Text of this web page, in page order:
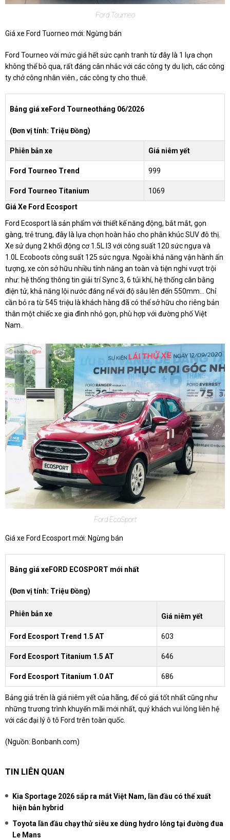
Ford Tourneo
Giá xe Ford Tuorneo mới: Ngừng bán
Ford Tourneo với mức giá hết sức cạnh tranh từ đây là 1 lựa chọn
không thể bỏ qua, rất đáng cân nhắc với các công ty du lịch, các công
ty chở công nhân viên., các công ty cho thuê.
Bảng giá xeFord Tourneotháng 06/2026
(Đơn vị tính: Triệu Đồng)
Phiên bản xe Giá niêm yết
Ford Tourneo Trend 999
Ford Tourneo Titanium
1069
Giá Xe Ford Ecosport
Ford Ecosport là sản phẩm với thiết kế năng động, bắt mắt, gọn
gàng, trẻ trung, đây là lựa chọn hoàn hảo cho phân khúc SUV đô thị.
Xe sử dụng 2 khối động cơ 1.5L I3 với công suất 120 sức ngựa và
1.0L Ecoboots công suất 125 sức ngựa. Ngoài khả năng vận hành ấn
tượng, xe còn sở hữu nhiều tính năng an toàn và tiện nghi vượt trội
như: hệ thống thông tin giải trí Sync 3, 6 túi khí, hệ thống cân bằng
điện tử, khả năng lội nước đáng nể với độ sâu lên đến 550mm… Chỉ
cần bỏ ra từ 545 triệu là khách hàng đã có thể sở hữu cho riêng bản
thân một chiếc xe gia đình nhỏ gọn, phù hợp với đường phố Việt
Nam.
Ford EcoSport
Giá xe Ford Ecosport mới: Ngừng bán
Bảng giá xeFORD ECOSPORT mới nhất
(Đơn vị tính: Triệu Đồng)
Phiên bản xe Giá niêm yết
Ford Ecosport Trend 1.5 AT 603
Ford Ecosport Titanium 1.5 AT 646
Ford Ecosport Titanium 1.0 AT 686
Bảng giá trên là giá niêm yết của hãng, để có giá tốt nhất cũng như
những trương trình khuyến mãi mới nhất, quý khách vui lòng liên hệ
với các đại lý ô tô Ford trên toàn quốc.
(Nguồn: Bonbanh.com)
TIN LIÊN QUAN
Kia Sportage 2026 sắp ra mắt Việt Nam, lần đầu có thể xuất
hiện bản hybrid
Toyota lần đầu chạy thử siêu xe dùng hydro lỏng tại đường đua
Le Mans